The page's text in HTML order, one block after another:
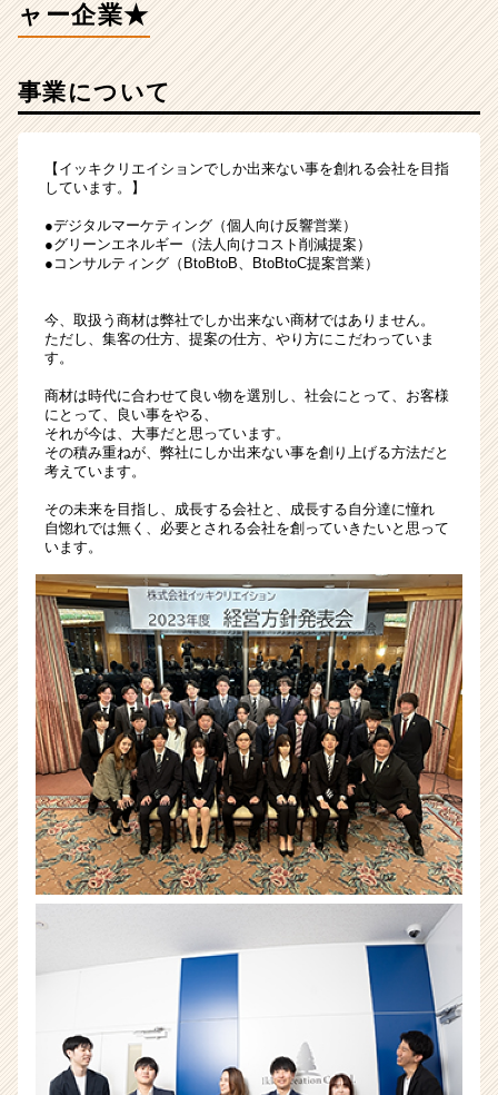
連
成
200%
の
チ
ャ
企
業
★
ン
チ
ー・
成
長
企
業
か
ら
ス
カ
ウ
ト
が
届
く
サ
ト
キ
ャー企業★
事業について
【イッキクリエイションでしか出来ない事を創れる会社を目指
しています。】
●デジタルマーケティング（個人向け反響営業）
●グリーンエネルギー（法人向けコスト削減提案）
●コンサルティング（BtoBtoB、BtoBtoC提案営業）
今、取扱う商材は弊社でしか出来ない商材ではありません。
ただし、集客の仕方、提案の仕方、やり方にこだわっていま
す。
商材は時代に合わせて良い物を選別し、社会にとって、お客様
にとって、良い事をやる、
それが今は、大事だと思っています。
その積み重ねが、弊社にしか出来ない事を創り上げる方法だと
考えています。
その未来を目指し、成長する会社と、成長する自分達に憧れ
自惚れでは無く、必要とされる会社を創っていきたいと思って
います。